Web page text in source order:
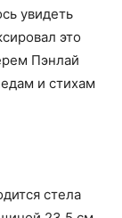
увидеть
это
Пэнлай
и стихам
стела